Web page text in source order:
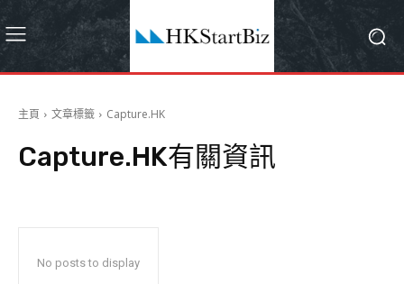
主頁 文章標籤 Capture.HK
Capture.HK有關資訊
No posts to display